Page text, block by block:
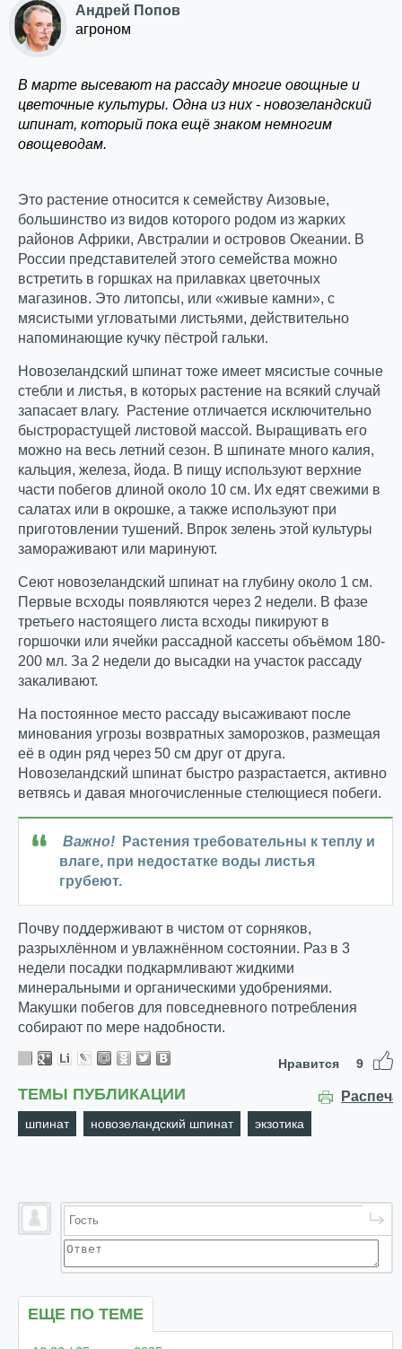
Андрей Попов
агроном
В марте высевают на рассаду многие овощные и
цветочные культуры. Одна из них - новозеландский
шпинат, который пока ещё знаком немногим
овощеводам.
Это растение относится к семейству Аизовые,
большинство из видов которого родом из жарких
районов Африки, Австралии и островов Океании. В
России представителей этого семейства можно
встретить в горшках на прилавках цветочных
магазинов. Это литопсы, или «живые камни», с
мясистыми угловатыми листьями, действительно
напоминающие кучку пёстрой гальки.
Новозеландский шпинат тоже имеет мясистые сочные
стебли и листья, в которых растение на всякий случай
запасает влагу. Растение отличается исключительно
быстрорастущей листовой массой. Выращивать его
можно на весь летний сезон. В шпинате много калия,
кальция, железа, йода. В пищу используют верхние
части побегов длиной около 10 см. Их едят свежими в
салатах или в окрошке, а также используют при
приготовлении тушений. Впрок зелень этой культуры
замораживают или маринуют.
Сеют новозеландский шпинат на глубину около 1 см.
Первые всходы появляются через 2 недели. В фазе
третьего настоящего листа всходы пикируют в
горшочки или ячейки рассадной кассеты объёмом 180-
200 мл. За 2 недели до высадки на участок рассаду
закаливают.
На постоянное место рассаду высаживают после
минования угрозы возвратных заморозков, размещая
её в один ряд через 50 см друг от друга.
Новозеландский шпинат быстро разрастается, активно
ветвясь и давая многочисленные стелющиеся побеги.
Важно!
Растения требовательны к теплу и
влаге, при недостатке воды листья
грубеют.
Почву поддерживают в чистом от сорняков,
разрыхлённом и увлажнённом состоянии. Раз в 3
недели посадки подкармливают жидкими
минеральными и органическими удобрениями.
Макушки побегов для повседневного потребления
собирают по мере надобности.
Нравится 9
ТЕМЫ ПУБЛИКАЦИИ
шпинат новозеландский шпинат экзотика
ЕЩЕ ПО ТЕМЕ